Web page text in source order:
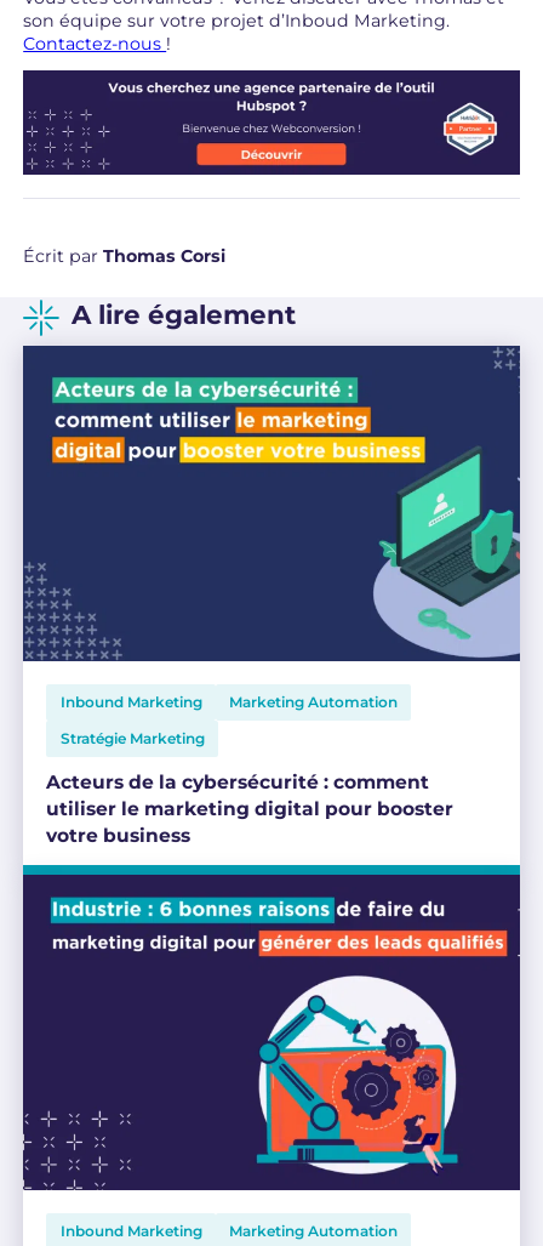
son équipe sur votre projet d’Inboud Marketing.
Contactez-nous !
Écrit parThomas Corsi
A lire également
Inbound Marketing
Marketing Automation
Stratégie Marketing
Acteurs de la cybersécurité : comment
utiliser le marketing digital pour booster
votre business
Inbound Marketing Marketing Automation